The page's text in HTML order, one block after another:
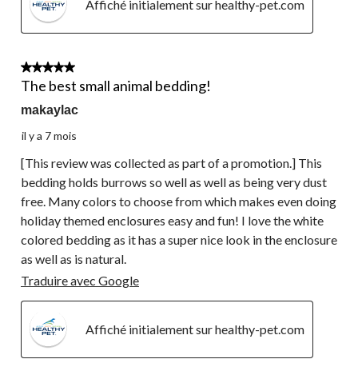
Affiché initialement sur healthy-pet.com
5 étoile(s) sur 5.
The best small animal bedding!
makaylac
il y a 7 mois
[This review was collected as part of a promotion.] This
bedding holds burrows so well as well as being very dust
free. Many colors to choose from which makes even doing
holiday themed enclosures easy and fun! I love the white
colored bedding as it has a super nice look in the enclosure
as well as is natural.
Traduire avec Google
Affiché initialement sur healthy-pet.com